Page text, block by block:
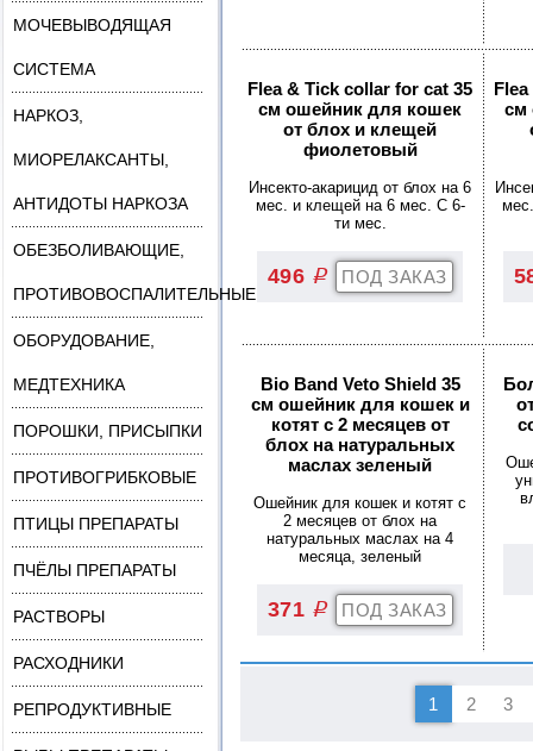
МОЧЕВЫВОДЯЩАЯ
СИСТЕМА
НАРКОЗ,
МИОРЕЛАКСАНТЫ,
АНТИДОТЫ НАРКОЗА
ОБЕЗБОЛИВАЮЩИЕ,
ПРОТИВОВОСПАЛИТЕЛЬНЫЕ
ОБОРУДОВАНИЕ,
МЕДТЕХНИКА
ПОРОШКИ, ПРИСЫПКИ
ПРОТИВОГРИБКОВЫЕ
ПТИЦЫ ПРЕПАРАТЫ
ПЧЁЛЫ ПРЕПАРАТЫ
РАСТВОРЫ
РАСХОДНИКИ
РЕПРОДУКТИВНЫЕ
Flea & Tick collar for cat 35
см ошейник для кошек
от блох и клещей
фиолетовый
Инсекто-акарицид от блох на 6
мес. и клещей на 6 мес. С 6-
ти мес.
496 q
см
Bio Band Veto Shield 35
см ошейник для кошек и
котят с 2 месяцев от
блох на натуральных
маслах зеленый
Ошейник для кошек и котят с
2 месяцев от блох на
натуральных маслах на 4
месяца, зеленый
371 q